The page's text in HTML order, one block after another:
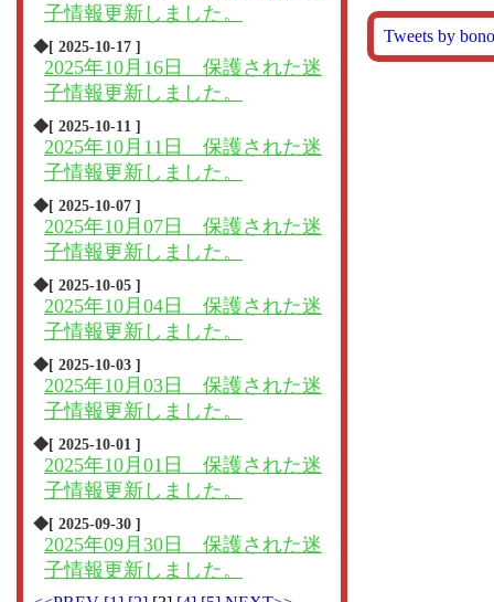
子情報更新しました。
◆[ 2025-10-17 ]
2025年10月16日 保護された迷
子情報更新しました。
◆[ 2025-10-11 ]
2025年10月11日 保護された迷
子情報更新しました。
◆[ 2025-10-07 ]
2025年10月07日 保護された迷
子情報更新しました。
◆[ 2025-10-05 ]
2025年10月04日 保護された迷
子情報更新しました。
◆[ 2025-10-03 ]
2025年10月03日 保護された迷
子情報更新しました。
◆[ 2025-10-01 ]
2025年10月01日 保護された迷
子情報更新しました。
◆[ 2025-09-30 ]
2025年09月30日 保護された迷
子情報更新しました。
Tweets by